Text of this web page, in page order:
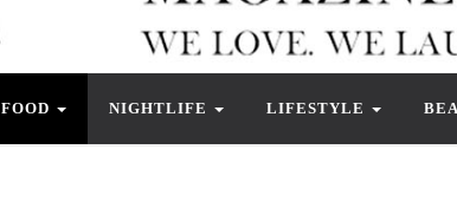
FOOD NIGHTLIFE LIFESTYLE